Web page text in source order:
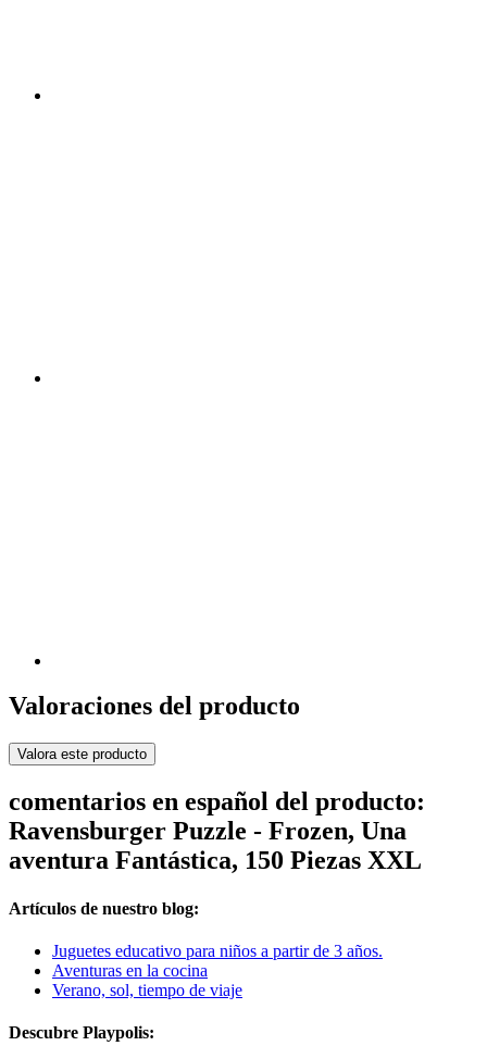
Valoraciones del producto
Valora este producto
comentarios en español del producto:
Ravensburger Puzzle - Frozen, Una
aventura Fantástica, 150 Piezas XXL
Artículos de nuestro blog:
Juguetes educativo para niños a partir de 3 años.
Aventuras en la cocina
Verano, sol, tiempo de viaje
Descubre Playpolis: